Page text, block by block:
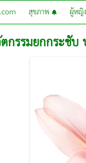
สุขภาพ ผู้หญิง
กรรมยกกระชับ